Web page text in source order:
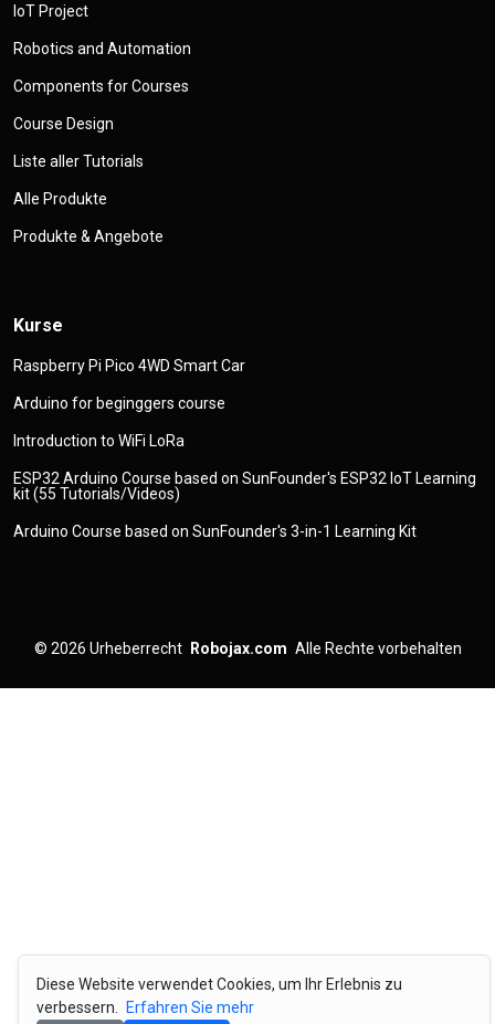
Diese Website verwendet Cookies, um Ihr Erlebnis zu
verbessern.
Erfahren Sie mehr
IoT Project
Robotics and Automation
Components for Courses
Course Design
Liste aller Tutorials
Alle Produkte
Produkte & Angebote
Kurse
Raspberry Pi Pico 4WD Smart Car
Arduino for beginggers course
Introduction to WiFi LoRa
ESP32 Arduino Course based on SunFounder's ESP32 IoT Learning
kit (55 Tutorials/Videos)
Arduino Course based on SunFounder's 3-in-1 Learning Kit
© 2026 Urheberrecht Robojax.com Alle Rechte vorbehalten